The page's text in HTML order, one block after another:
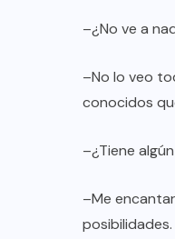
–¿No ve a
–No lo veo
conocidos
–¿Tiene
–Me